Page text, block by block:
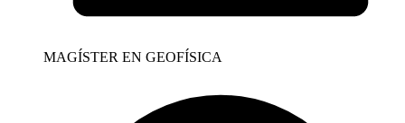
MAGÍSTER EN GEOFÍSICA